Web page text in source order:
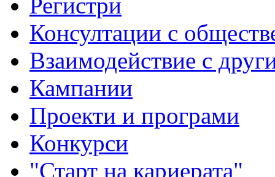
Консултации с
Взаимодействие с
Кампании
Проекти и програми
Конкурси
"Старт на кариерата"